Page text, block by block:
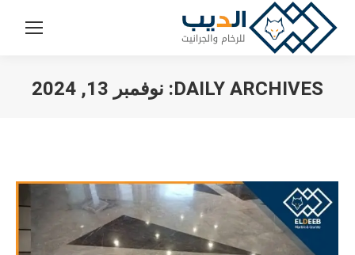
DAILY ARCHIVES: نوفمبر 13, 2024